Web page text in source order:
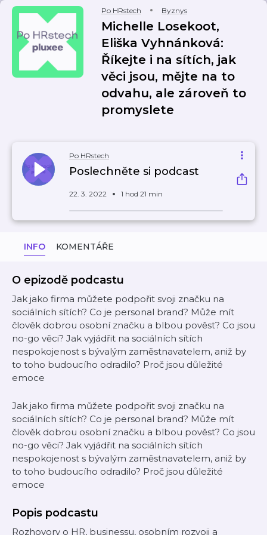
Po HRstech Byznys
Michelle Losekoot,
Eliška Vyhnánková:
Říkejte i na sítích, jak
věci jsou, mějte na to
odvahu, ale zároveň to
promyslete
Po HRstech
Poslechněte si podcast
22. 3. 2022 1 hod 21 min
INFO KOMENTÁŘE
O epizodě podcastu
Jak jako firma můžete podpořit svoji značku na
sociálních sítích? Co je personal brand? Může mít
člověk dobrou osobní značku a blbou pověst? Co jsou
no-go věci? Jak vyjádřit na sociálních sítích
nespokojenost s bývalým zaměstnavatelem, aniž by
to toho budoucího odradilo? Proč jsou důležité
emoce
Jak jako firma můžete podpořit svoji značku na
sociálních sítích? Co je personal brand? Může mít
člověk dobrou osobní značku a blbou pověst? Co jsou
no-go věci? Jak vyjádřit na sociálních sítích
nespokojenost s bývalým zaměstnavatelem, aniž by
to toho budoucího odradilo? Proč jsou důležité
emoce
Popis podcastu
Rozhovory o HR, businessu, osobním rozvoji a